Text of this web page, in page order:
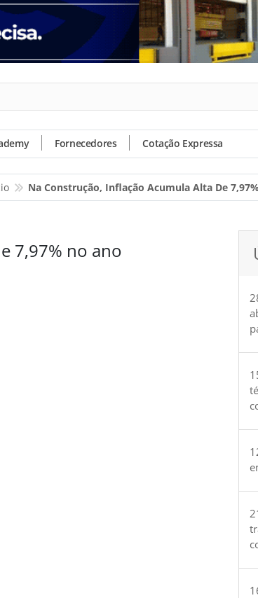
Fornecedores Cotação Expressa
Na Construção, Inflação Acumula Alta De
7,97% no ano